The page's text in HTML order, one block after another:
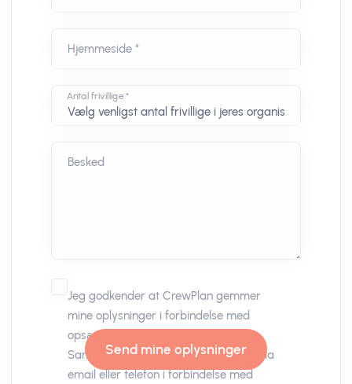
Hjemmeside *
Antal frivillige *
Besked
Jeg godkender at CrewPlan gemmer
mine oplysninger i forbindelse med
opsætning af demokonto i CrewPlan.
Samt at CrewPlan må kontakte mig via
email eller telefon i forbindelse med